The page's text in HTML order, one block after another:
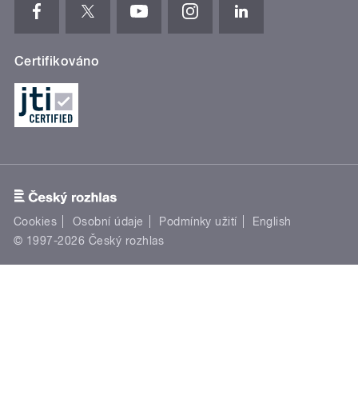
Certifikováno
Cookies Osobní údaje Podmínky užití
English
© 1997-2026 Český rozhlas